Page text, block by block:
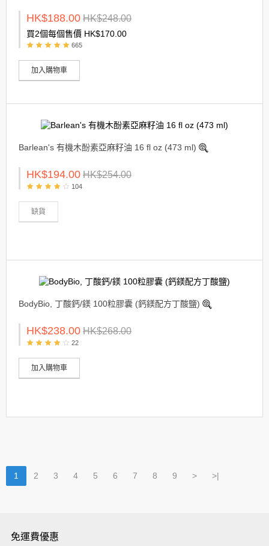
HK$188.00 HK$248.00
買2個每個售價 HK$170.00
665
加入購物車
Barlean's 有機木酚素亞麻籽油 16 fl oz (473 ml)
HK$194.00 HK$254.00
104
缺貨
BodyBio, 丁酸鈣/鎂 100粒膠囊 (鈣鎂配方丁酸鹽)
HK$238.00 HK$268.00
22
加入購物車
1 2 3 4 5 6 7 8 9 > >|
免運費優惠